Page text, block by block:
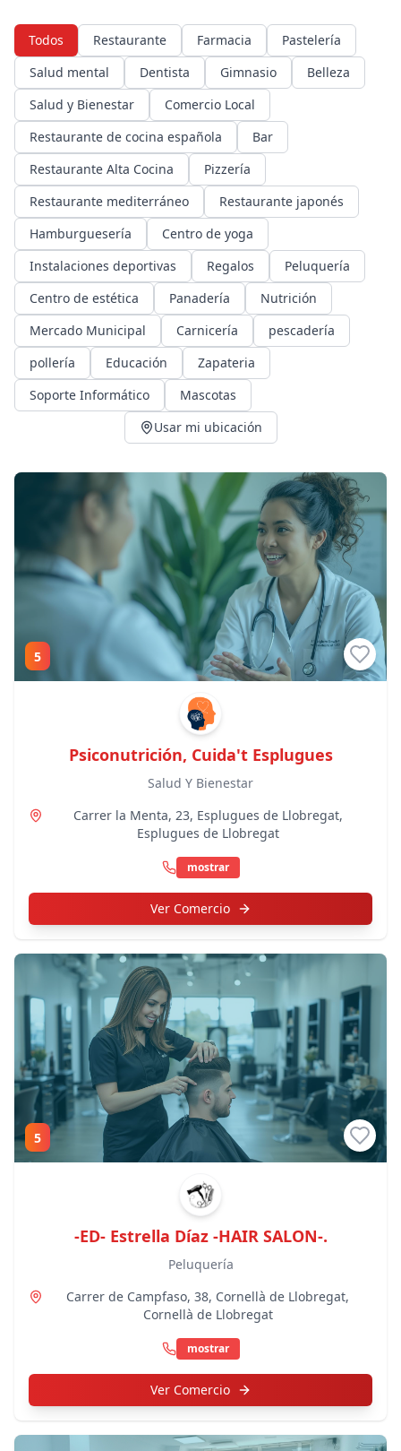
Todos Restaurante Farmacia
Pastelería
Salud mental
Dentista Gimnasio
Belleza
Salud y Bienestar
Comercio Local
Restaurante de cocina española
Bar
Restaurante Alta Cocina
Pizzería
Restaurante mediterráneo
Restaurante japonés
Hamburguesería
Centro de yoga
Instalaciones deportivas
Regalos
Peluquería
Centro de estética
Panadería
Nutrición
Mercado Municipal
Carnicería
pescadería
pollería
Educación
Zapateria
Soporte Informático
Mascotas
Usar mi ubicación
5
Psiconutrición, Cuida't Esplugues
Salud Y Bienestar
Carrer la Menta, 23, Esplugues de Llobregat,
Esplugues de Llobregat
mostrar
Ver Comercio
5
-ED- Estrella Díaz -HAIR SALON-.
Peluquería
Carrer de Campfaso, 38, Cornellà de Llobregat,
Cornellà de Llobregat
mostrar
Ver Comercio